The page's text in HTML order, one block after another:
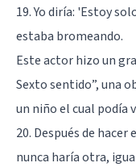
19. Yo diría: 'Estoy
estaba bromeando.
Este actor hizo un
Sexto sentido”, una
un niño el cual podía
20. Después de
nunca haría otra,